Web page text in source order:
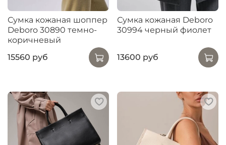
Сумка кожаная шоппер
Deboro 30890 темно-
коричневый
15560 руб
Сумка кожаная Deboro
30994 черный фиолет
13600 руб